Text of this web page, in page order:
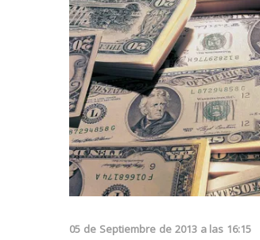
05 de Septiembre de 2013 a las 16:15